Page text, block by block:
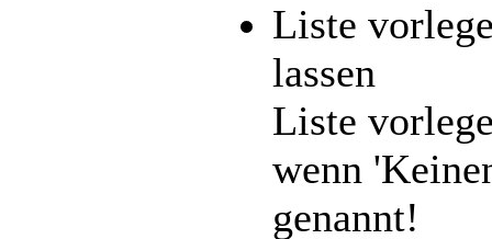
Liste
lassen
Liste
wenn
genannt!